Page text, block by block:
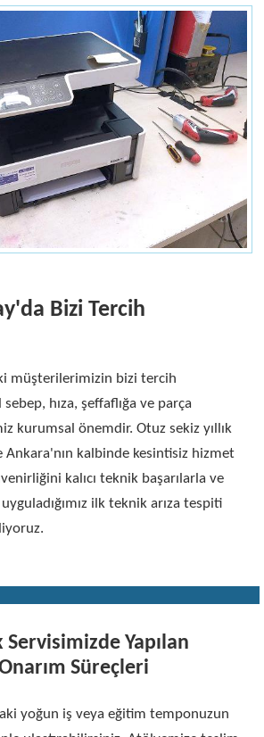
Bizi Tercih
müşterilerimizin bizi tercih
hıza, şeffaflığa ve parça
kurumsal önemdir. Otuz sekiz yıllık
Ankara'nın kalbinde kesintisiz hizmet
kalıcı teknik başarılarla ve
ilk teknik arıza tespiti
Servisimizde Yapılan
Süreçleri
yoğun iş veya eğitim temponuzun